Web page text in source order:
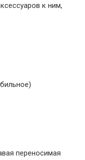
к ним,
переносимая